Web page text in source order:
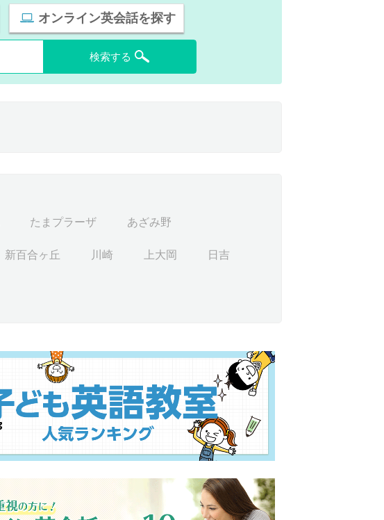
オンライン英会話を探す
検索する
たまプラーザ あざみ野
新百合ヶ丘 川崎 上大岡 日吉